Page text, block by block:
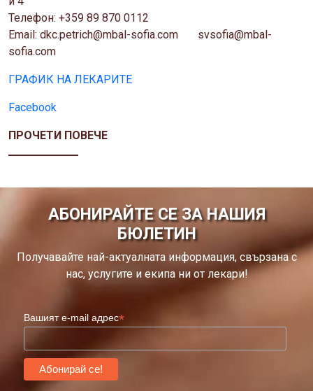
Телефон: +359 89 870 0112
Email: dkc.petrich@mbal-sofia.com svsofia@mbal-
sofia.com
ГРАФИК НА ЛЕКАРИТЕ
Facebook
ПРОЧЕТИ ПОВЕЧЕ
АБОНИРАЙТЕ СЕ ЗА НАШИЯ
БЮЛЕТИН
Получавайте най-актуалната информация, свързана с
нас, услугите и екипа ни от лекари!
Вашият e-mail адрес*